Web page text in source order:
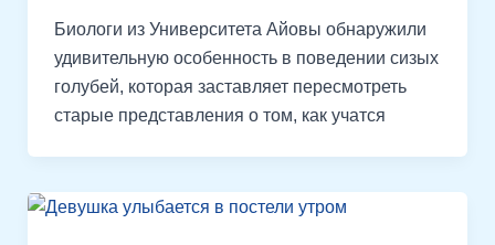
Биологи из Университета Айовы обнаружили
удивительную особенность в поведении сизых
голубей, которая заставляет пересмотреть
старые представления о том, как учатся